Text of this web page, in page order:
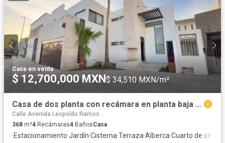
Casa·en venta
$ 12,700,000 MXN$ 34,510 MXN/m²
Casa de dos planta con recámara en planta baja en Venta
Calle Avenida Leopoldo Ramos
368 m²4 Recámaras4 BañosCasa
·Estacionamiento·Jardín·Cisterna·Terraza·Alberca·Cuarto de